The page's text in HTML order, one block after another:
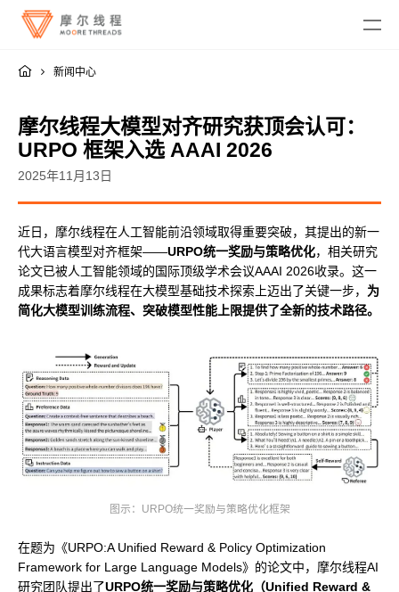
MTT SGX5000
MTT AIBOOK
智娱摩方
MTT E300
MTT S5000
MTT S4000
MTT S80
MTT S70
MTT S50
Moore Perf System
MUSA Deploy
MUSACODE
摩笔马良
AI 语音
融合智算中心
DigitalME 数字人
AI Reality
AI 推理
云电脑
数字孪生与 GIS
广播与专业音视频
视频会议
新闻中心
摩尔线程大模型对齐研究获顶会认可：
URPO 框架入选 AAAI 2026
2025年11月13日
近日，摩尔线程在人工智能前沿领域取得重要突破，其提出的新一
代大语言模型对齐框架——URPO统一奖励与策略优化，相关研究
论文已被人工智能领域的国际顶级学术会议AAAI 2026收录。这一
成果标志着摩尔线程在大模型基础技术探索上迈出了关键一步， 为
简化大模型训练流程、突破模型性能上限提供了全新的技术路径。
图示：URPO统一奖励与策略优化框架
在题为《URPO:A Unified Reward & Policy Optimization
Framework for Large Language Models》的论文中，摩尔线程AI
研究团队提出了URPO统一奖励与策略优化（Unified Reward &